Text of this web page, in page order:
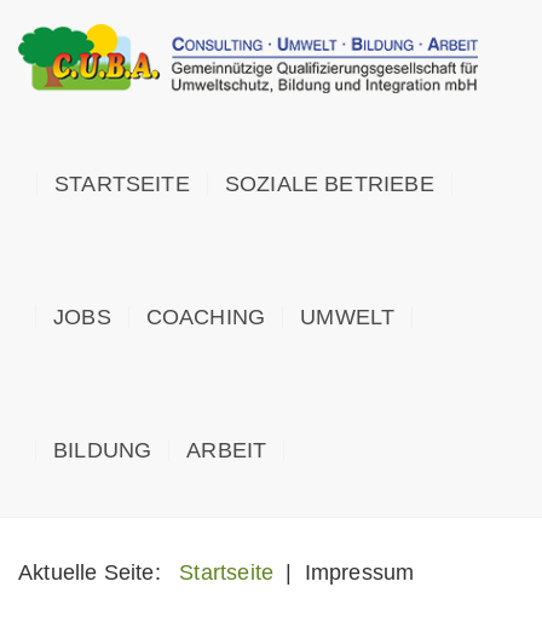
STARTSEITE SOZIALE BETRIEBE
JOBS COACHING UMWELT
BILDUNG ARBEIT
Aktuelle Seite: Startseite Impressum